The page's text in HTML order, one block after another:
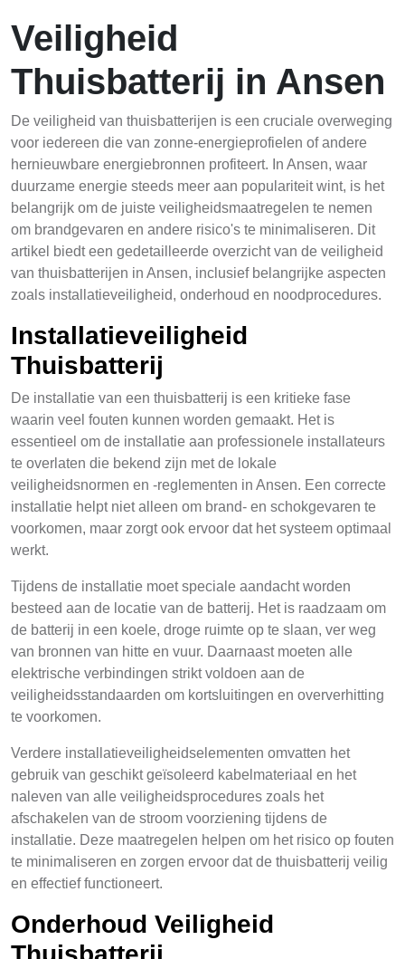
Veiligheid
Thuisbatterij in Ansen
De veiligheid van thuisbatterijen is een cruciale overweging
voor iedereen die van zonne-energieprofielen of andere
hernieuwbare energiebronnen profiteert. In Ansen, waar
duurzame energie steeds meer aan populariteit wint, is het
belangrijk om de juiste veiligheidsmaatregelen te nemen
om brandgevaren en andere risico's te minimaliseren. Dit
artikel biedt een gedetailleerde overzicht van de veiligheid
van thuisbatterijen in Ansen, inclusief belangrijke aspecten
zoals installatieveiligheid, onderhoud en noodprocedures.
Installatieveiligheid
Thuisbatterij
De installatie van een thuisbatterij is een kritieke fase
waarin veel fouten kunnen worden gemaakt. Het is
essentieel om de installatie aan professionele installateurs
te overlaten die bekend zijn met de lokale
veiligheidsnormen en -reglementen in Ansen. Een correcte
installatie helpt niet alleen om brand- en schokgevaren te
voorkomen, maar zorgt ook ervoor dat het systeem optimaal
werkt.
Tijdens de installatie moet speciale aandacht worden
besteed aan de locatie van de batterij. Het is raadzaam om
de batterij in een koele, droge ruimte op te slaan, ver weg
van bronnen van hitte en vuur. Daarnaast moeten alle
elektrische verbindingen strikt voldoen aan de
veiligheidsstandaarden om kortsluitingen en oververhitting
te voorkomen.
Verdere installatieveiligheidselementen omvatten het
gebruik van geschikt geïsoleerd kabelmateriaal en het
naleven van alle veiligheidsprocedures zoals het
afschakelen van de stroom voorziening tijdens de
installatie. Deze maatregelen helpen om het risico op fouten
te minimaliseren en zorgen ervoor dat de thuisbatterij veilig
en effectief functioneert.
Onderhoud Veiligheid